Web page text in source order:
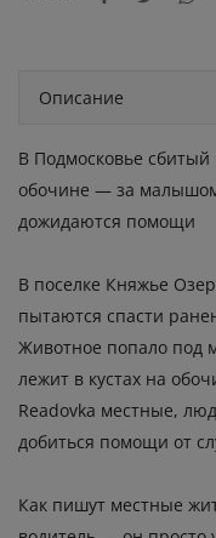
Описание
В Подмосковье
обочине — за
дожидаются помощи
В поселке Княжье
пытаются спасти
Животное попало под
лежит в кустах на
Readovka местные,
добиться помощи от
Как пишут местные